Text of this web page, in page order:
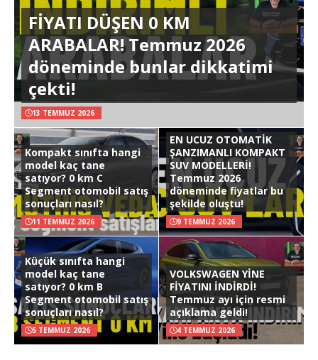
FİYATI DÜŞEN 0 KM
ARABALAR! Temmuz 2026
döneminde bunlar dikkatimi
çekti!
13 TEMMUZ 2026
Kompakt sınıfta hangi
model kaç tane
satıyor? 0 km C
Segment otomobil satış
sonuçları nasıl?
11 TEMMUZ 2026
EN UCUZ OTOMATİK
ŞANZIMANLI KOMPAKT
SUV MODELLERİ!
Temmuz 2026
döneminde fiyatlar bu
şekilde oluştu!
9 TEMMUZ 2026
Küçük sınıfta hangi
model kaç tane
satıyor? 0 km B
Segment otomobil satış
sonuçları nasıl?
5 TEMMUZ 2026
VOLKSWAGEN YİNE
FİYATINI İNDİRDİ!
Temmuz ayı için resmi
açıklama geldi!
4 TEMMUZ 2026